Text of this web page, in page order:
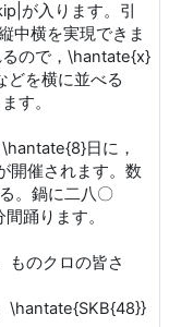
が入ります。引
中横を実現できま
ので，\hantate{x}
を横に並べる
す。
日に，
催されます。数
。鍋に二八〇
踊ります。
のクロの皆さ
\hantate{SKB{48}}